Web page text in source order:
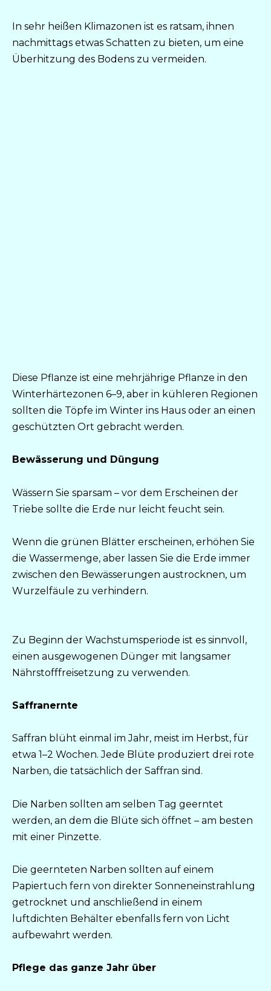
In sehr heißen Klimazonen ist es ratsam, ihnen
nachmittags etwas Schatten zu bieten, um eine
Überhitzung des Bodens zu vermeiden.
Diese Pflanze ist eine mehrjährige Pflanze in den
Winterhärtezonen 6–9, aber in kühleren Regionen
sollten die Töpfe im Winter ins Haus oder an einen
geschützten Ort gebracht werden.
Bewässerung und Düngung
Wässern Sie sparsam – vor dem Erscheinen der
Triebe sollte die Erde nur leicht feucht sein.
Wenn die grünen Blätter erscheinen, erhöhen Sie
die Wassermenge, aber lassen Sie die Erde immer
zwischen den Bewässerungen austrocknen, um
Wurzelfäule zu verhindern.
Zu Beginn der Wachstumsperiode ist es sinnvoll,
einen ausgewogenen Dünger mit langsamer
Nährstofffreisetzung zu verwenden.
Saffranernte
Saffran blüht einmal im Jahr, meist im Herbst, für
etwa 1–2 Wochen. Jede Blüte produziert drei rote
Narben, die tatsächlich der Saffran sind.
Die Narben sollten am selben Tag geerntet
werden, an dem die Blüte sich öffnet – am besten
mit einer Pinzette.
Die geernteten Narben sollten auf einem
Papiertuch fern von direkter Sonneneinstrahlung
getrocknet und anschließend in einem
luftdichten Behälter ebenfalls fern von Licht
aufbewahrt werden.
Pflege das ganze Jahr über